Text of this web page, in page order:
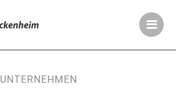
Meckenheimer
UNTERNEHMEN